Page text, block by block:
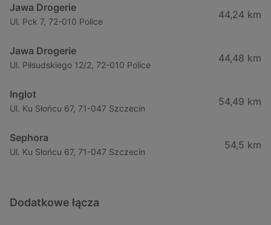
Jawa Drogerie
Ul. Pck 7, 72-010 Police
44,24 km
Jawa Drogerie
Ul. Piłsudskiego 12/2, 72-010 Police
44,48 km
Inglot
Ul. Ku Słońcu 67, 71-047 Szczecin
54,49 km
Sephora
Ul. Ku Słońcu 67, 71-047 Szczecin
54,5 km
Dodatkowe łącza